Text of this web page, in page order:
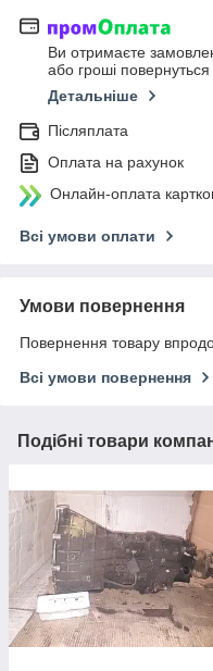
Ви отримаєте
або гроші
Детальніше
Післяплата
Оплата на рахунок
Онлайн-оплата
Всі умови оплати
Умови повернення
Повернення товару
Всі умови повернення
Подібні товари